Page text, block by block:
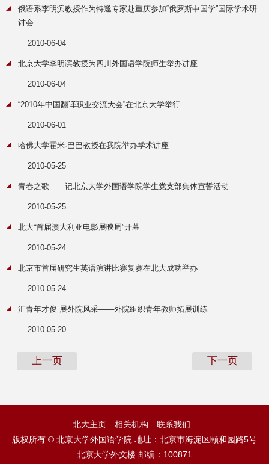
俄语系李明滨教授作为特邀专家赴重庆参加“俄罗斯中国学”国际学术研
讨会
2010-06-04
北京大学李明滨教授为四川外国语学院师生举办讲座
2010-06-04
“2010年中国翻译职业交流大会”在北京大学举行
2010-06-01
哈佛大学霍米·巴巴教授在我院举办学术讲座
2010-05-25
青春之歌——记北京大学外国语学院学生党支部集体宣誓活动
2010-05-25
北大“首届澳大利亚电影展映周”开幕
2010-05-24
北京市首届研究生英语演讲比赛复赛在北大成功举办
2010-05-24
汇青年才俊 展外院风采——外院组织青年教师拓展训练
2010-05-20
上一页 下一页
北大主页 相关机构
联系我们
版权所有 © 北京大学外国语学院 地址：北京市海淀区颐和园路5号
北京大学外文楼 邮编：100871